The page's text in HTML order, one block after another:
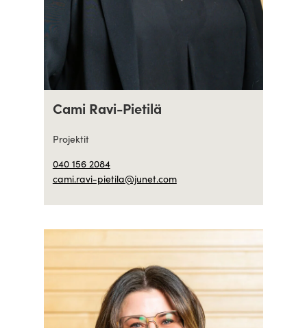
Cami Ravi-Pietilä
Projektit
040 156 2084
cami.ravi-pietila@junet.com